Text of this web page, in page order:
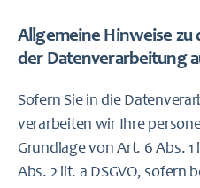
Allgemeine Hinweise zu
der Datenverarbeitung
Sofern Sie in die
verarbeiten wir Ihre
Grundlage von Art. 6 Abs. 1
Abs. 2 lit. a DSGVO, sofern